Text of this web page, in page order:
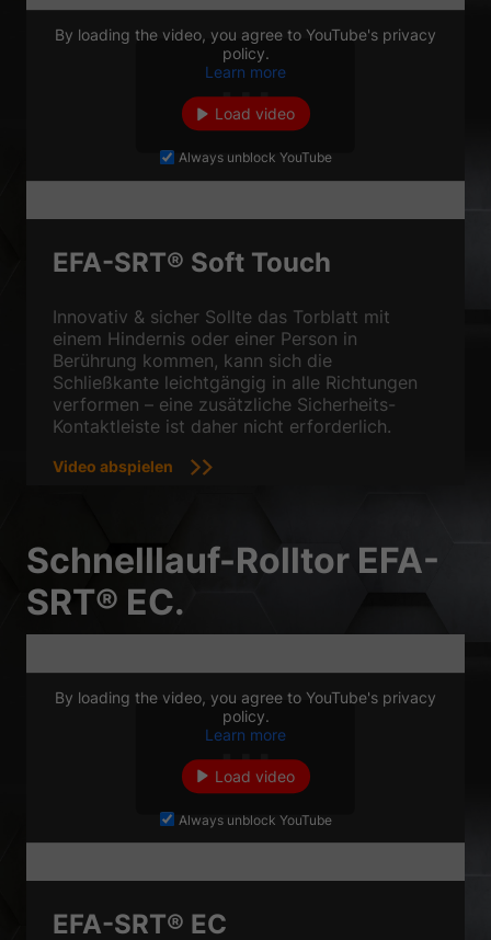
By loading the video, you agree to YouTube's privacy
policy.
Learn more
Load video
Always unblock YouTube
EFA-SRT® Soft Touch
Innovativ & sicher Sollte das Torblatt mit
einem Hindernis oder einer Person in
Berührung kommen, kann sich die
Schließkante leichtgängig in alle Richtungen
verformen – eine zusätzliche Sicherheits-
Kontaktleiste ist daher nicht erforderlich.
Video abspielen
Schnelllauf-Rolltor EFA-
SRT® EC.
By loading the video, you agree to YouTube's privacy
policy.
Learn more
Load video
Always unblock YouTube
EFA-SRT® EC
werden, bedarf der Zugriff auf diese Inhalte keiner manuellen
Einwilligung mehr.
Cookie-Informationen anzeigen
Datenschutzerklärung